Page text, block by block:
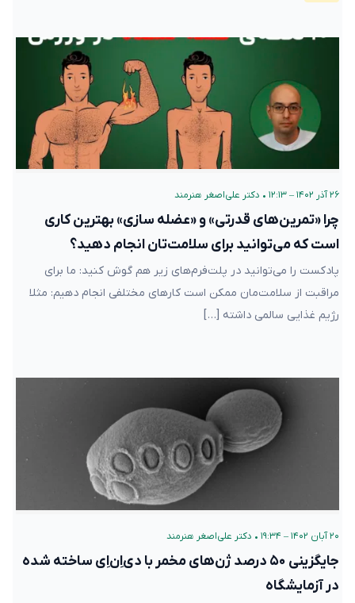
۲۶ آذر ۱۴۰۲ – ۱۲:۱۳ • دکتر علی‌اصغر هنرمند
چرا «تمرین‌های قدرتی» و «عضله سازی» بهترین کاری
است که می‌توانید برای سلامت‌تان انجام دهید؟
پادکست را می‌توانید در پلت‌فرم‌های زیر هم گوش کنید: ما برای
مراقبت از سلامت‌مان ممکن است کارهای مختلفی انجام دهیم: مثلا
رژیم غذایی سالمی داشته […]
۲۰ آبان ۱۴۰۲ – ۱۹:۳۴ • دکتر علی‌اصغر هنرمند
جایگزینی ۵۰ درصد ژن‌های مخمر با دی‌اِن‌اِی ساخته شده
در آزمایشگاه